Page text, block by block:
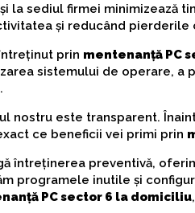
la sediul firmei minimizează
și reducând pierderile
prin mentenanță PC
sistemului de operare, a
nostru este transparent.
ce beneficii vei primi prin
întreținerea preventivă,
programele inutile și
PC sector 6 la domiciliu